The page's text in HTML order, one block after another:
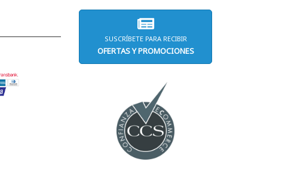
SUSCRÍBETE PARA RECIBIR
OFERTAS Y PROMOCIONES